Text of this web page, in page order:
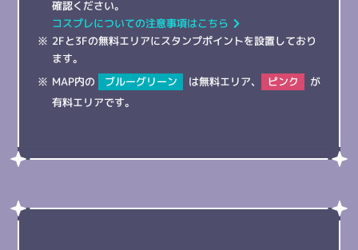
確認ください。
コスプレについての注意事項はこちら
2Fと3Fの無料エリアにスタンプポイントを設置しており
ます。
MAP内の
ブルーグリーン は無料エリア、 ピンク
が
有料エリアです。